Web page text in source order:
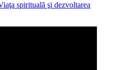
spirituală şi dezvoltarea